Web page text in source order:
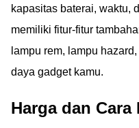
kapasitas baterai, waktu,
memiliki fitur-fitur
lampu rem, lampu
daya gadget kamu.
Harga dan